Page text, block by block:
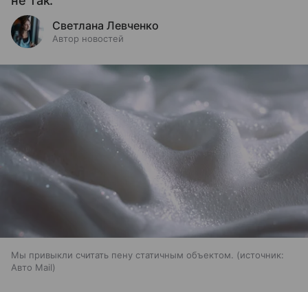
Светлана Левченко
Автор новостей
Мы привыкли считать пену статичным объектом.
источник:
Авто Mail